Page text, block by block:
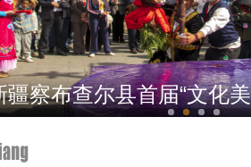
趣味运动享快乐，青春
新疆疏附县举办“盛世欢腾